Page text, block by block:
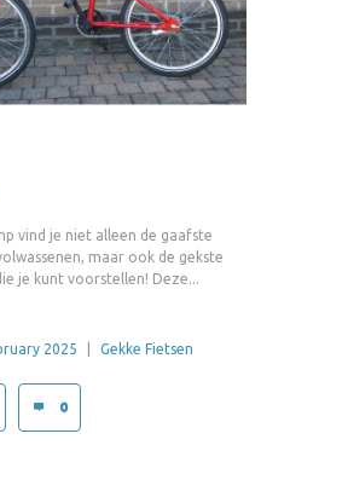
vind je niet alleen de gaafste
maar ook de gekste
je kunt voorstellen! Deze...
2025 Gekke Fietsen
0